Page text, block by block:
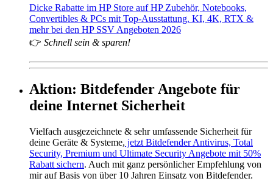
Dicke Rabatte im HP Store auf HP Zubehör, Notebooks,
Convertibles & PCs mit Top-Ausstattung. KI, 4K, RTX &
mehr bei den HP SSV Angeboten 2026
👉 Schnell sein & sparen!
Aktion: Bitdefender Angebote für
deine Internet Sicherheit
Vielfach ausgezeichnete & sehr umfassende Sicherheit für
deine Geräte & Systeme, jetzt Bitdefender Antivirus, Total
Security, Premium und Ultimate Security Angebote mit 50%
Rabatt sichern. Auch mit ganz persönlicher Empfehlung von
mir auf Basis von über 10 Jahren Einsatz von Bitdefender.